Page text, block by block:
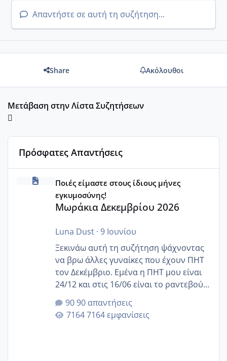
Απαντήστε σε αυτή τη συζήτηση...
Share Ακόλουθοι
Μετάβαση στην Λίστα Συζητήσεων
Πρόσφατες Απαντήσεις
Μωράκια Δεκεμβρίου 2026
Ποιές είμαστε στους ίδιους μήνες
εγκυμοσύνης!
Μωράκια Δεκεμβρίου 2026
Luna Dust· 9 Ιουνίου
Ξεκινάω αυτή τη συζήτηση ψάχνοντας
να βρω άλλες γυναίκες που έχουν ΠΗΤ
τον Δεκέμβριο. Εμένα η ΠΗΤ μου είναι
24/12 και στις 16/06 είναι το ραντεβού
της αυχενικής διαφάνειας. Έχω αρκετό
άγχος και οι μέρες δεν φαίνεται να
περνάνε με τίποτα.
90 απαντήσεις
7164 εμφανίσεις